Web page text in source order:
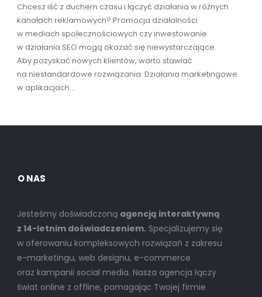
Chcesz iść z duchem czasu i łączyć działania w różnych
kanałach reklamowych? Promocja działalności
w mediach społecznościowych czy inwestowanie
w działania SEO mogą okazać się niewystarczające.
Aby pozyskać nowych klientów, warto stawiać
na niestandardowe rozwiązania. Działania marketingowe
w aplikacjach...
O NAS
Jesteśmy doświadczoną agencją interaktywną
z 14-letnim doświadczeniem.Specjalizujemy się
w oferowaniu kompleksowych rozwiązań z zakresu
e-marketingu, web designu, e-commerce
oraz kampanii social media. Nasza agencja łączy
świat online z offline, pomagając Twojej firmie